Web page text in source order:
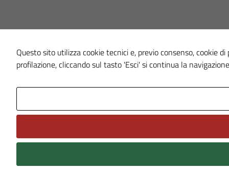
Questo sito utilizza cookie tecnici e, previo consenso, cookie
profilazione, cliccando sul tasto 'Esci' si continua la